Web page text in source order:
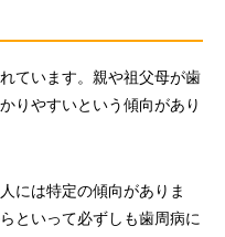
ています。親や祖父母が歯
りやすいという傾向があり
には特定の傾向がありま
といって必ずしも歯周病に